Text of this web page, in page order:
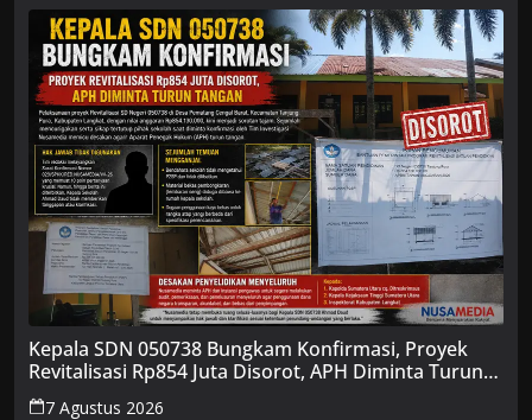
Kepala SDN 050738 Bungkam Konfirmasi, Proyek
Revitalisasi Rp854 Juta Disorot, APH Diminta Turun
Tangan
7 Agustus 2026